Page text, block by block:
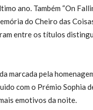
ano. Também “On
do Cheiro das
entre os títulos
marcada pela
com o Prémio Sophia
emotivos da noite.